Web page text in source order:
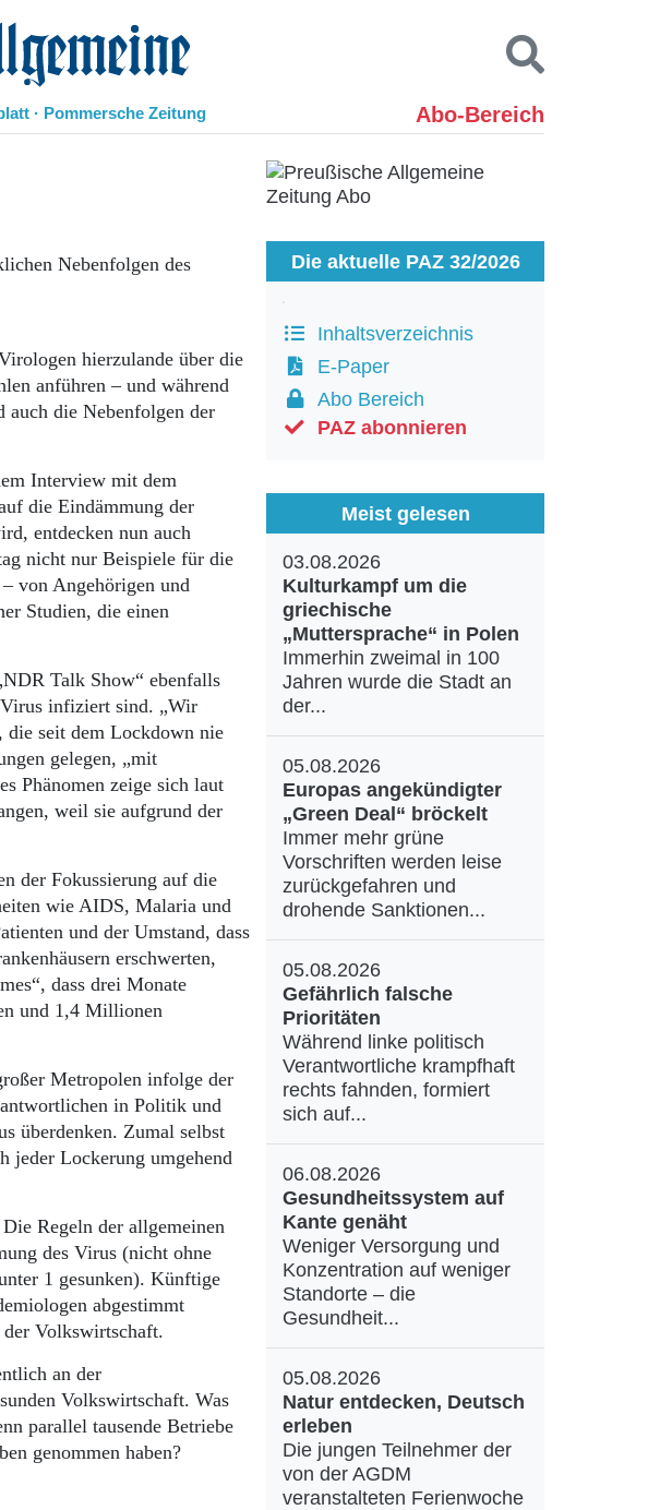
· Pommersche Zeitung Abo-Bereich
Kontakt
Nebenfolgen des
hierzulande über die
anführen – und während
auch die Nebenfolgen der
Interview mit dem
die Eindämmung der
entdecken nun auch
nicht nur Beispiele für die
von Angehörigen und
Studien, die einen
Talk Show“ ebenfalls
infiziert sind. „Wir
die seit dem Lockdown nie
gelegen, „mit
Phänomen zeige sich laut
weil sie aufgrund der
der Fokussierung auf die
wie AIDS, Malaria und
und der Umstand, dass
erschwerten,
dass drei Monate
und 1,4 Millionen
Metropolen infolge der
in Politik und
überdenken. Zumal selbst
jeder Lockerung umgehend
Regeln der allgemeinen
des Virus (nicht ohne
1 gesunken). Künftige
abgestimmt
Volkswirtschaft.
an der
Volkswirtschaft. Was
parallel tausende Betriebe
genommen haben?
Die aktuelle PAZ 32/2026
Inhaltsverzeichnis
E-Paper
Abo Bereich
PAZ abonnieren
Meist gelesen
03.08.2026
Kulturkampf um die
griechische
„Muttersprache“ in Polen
Immerhin zweimal in 100
Jahren wurde die Stadt an
der...
05.08.2026
Europas angekündigter
„Green Deal“ bröckelt
Immer mehr grüne
Vorschriften werden leise
zurückgefahren und
drohende Sanktionen...
05.08.2026
Gefährlich falsche
Prioritäten
Während linke politisch
Verantwortliche krampfhaft
rechts fahnden, formiert
sich auf...
06.08.2026
Gesundheitssystem auf
Kante genäht
Weniger Versorgung und
Konzentration auf weniger
Standorte – die
Gesundheit...
05.08.2026
Natur entdecken, Deutsch
erleben
Die jungen Teilnehmer der
von der AGDM
veranstalteten Ferienwoche